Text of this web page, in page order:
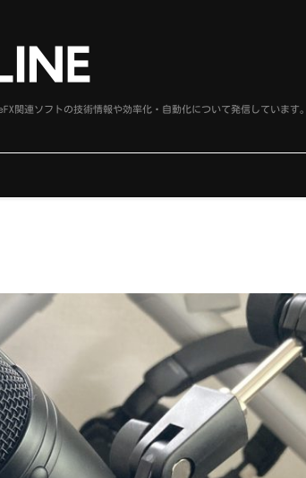
関連ソフトの技術情報や効率化・自動化について発信しています。